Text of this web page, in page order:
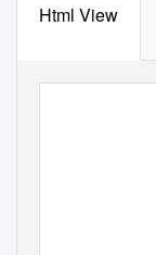
Html View